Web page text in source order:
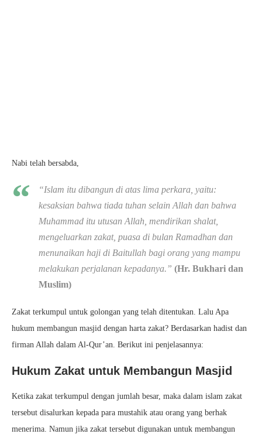
Nabi telah bersabda,
“Islam itu dibangun di atas lima perkara, yaitu:
kesaksian bahwa tiada tuhan selain Allah dan bahwa
Muhammad itu utusan Allah, mendirikan shalat,
mengeluarkan zakat, puasa di bulan Ramadhan dan
menunaikan haji di Baitullah bagi orang yang mampu
melakukan perjalanan kepadanya.” (Hr. Bukhari dan
Muslim)
Zakat terkumpul untuk golongan yang telah ditentukan. Lalu Apa
hukum membangun masjid dengan harta zakat? Berdasarkan hadist dan
firman Allah dalam Al-Qur’an. Berikut ini penjelasannya:
Hukum Zakat untuk Membangun Masjid
Ketika zakat terkumpul dengan jumlah besar, maka dalam islam zakat
tersebut disalurkan kepada para mustahik atau orang yang berhak
menerima. Namun jika zakat tersebut digunakan untuk membangun